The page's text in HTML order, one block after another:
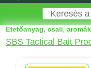
Etetőanyag, csali,
SBS Tactical Bait